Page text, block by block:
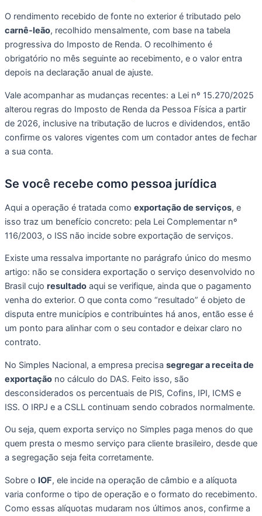
O rendimento recebido de fonte no exterior é tributado pelo
carnê-leão, recolhido mensalmente, com base na tabela
progressiva do Imposto de Renda. O recolhimento é
obrigatório no mês seguinte ao recebimento, e o valor entra
depois na declaração anual de ajuste.
Vale acompanhar as mudanças recentes: a Lei nº 15.270/2025
alterou regras do Imposto de Renda da Pessoa Física a partir
de 2026, inclusive na tributação de lucros e dividendos, então
confirme os valores vigentes com um contador antes de fechar
a sua conta.
Se você recebe como pessoa jurídica
Aqui a operação é tratada como exportação de serviços, e
isso traz um benefício concreto: pela Lei Complementar nº
116/2003, o ISS não incide sobre exportação de serviços.
Existe uma ressalva importante no parágrafo único do mesmo
artigo: não se considera exportação o serviço desenvolvido no
Brasil cujo resultado aqui se verifique, ainda que o pagamento
venha do exterior. O que conta como “resultado” é objeto de
disputa entre municípios e contribuintes há anos, então esse é
um ponto para alinhar com o seu contador e deixar claro no
contrato.
No Simples Nacional, a empresa precisa segregar a receita de
exportação no cálculo do DAS. Feito isso, são
desconsiderados os percentuais de PIS, Cofins, IPI, ICMS e
ISS. O IRPJ e a CSLL continuam sendo cobrados normalmente.
Ou seja, quem exporta serviço no Simples paga menos do que
quem presta o mesmo serviço para cliente brasileiro, desde que
a segregação seja feita corretamente.
Sobre o IOF, ele incide na operação de câmbio e a alíquota
varia conforme o tipo de operação e o formato do recebimento.
Como essas alíquotas mudaram nos últimos anos, confirme a